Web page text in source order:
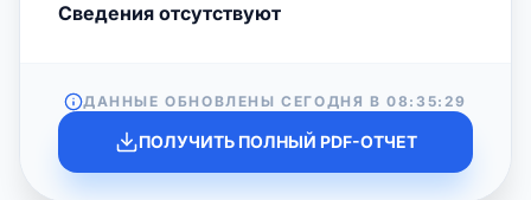
Cведения отсутствуют
ДАННЫЕ ОБНОВЛЕНЫ СЕГОДНЯ В08:35:29
ПОЛУЧИТЬ ПОЛНЫЙ PDF-ОТЧЕТ